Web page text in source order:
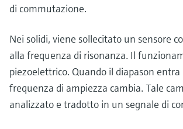
di commutazione.
Nei solidi, viene sollecitato un sensore
alla frequenza di risonanza. Il
piezoelettrico. Quando il diapason
frequenza di ampiezza cambia. Tale
analizzato e tradotto in un segnale di